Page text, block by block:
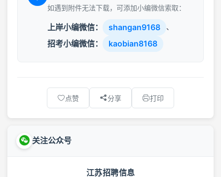
如遇到附件无法下载，可添加小编微信索取：
上岸小编微信： shangan9168 、
招考小编微信： kaobian8168
点赞 分享 打印
关注公众号
江苏招聘信息